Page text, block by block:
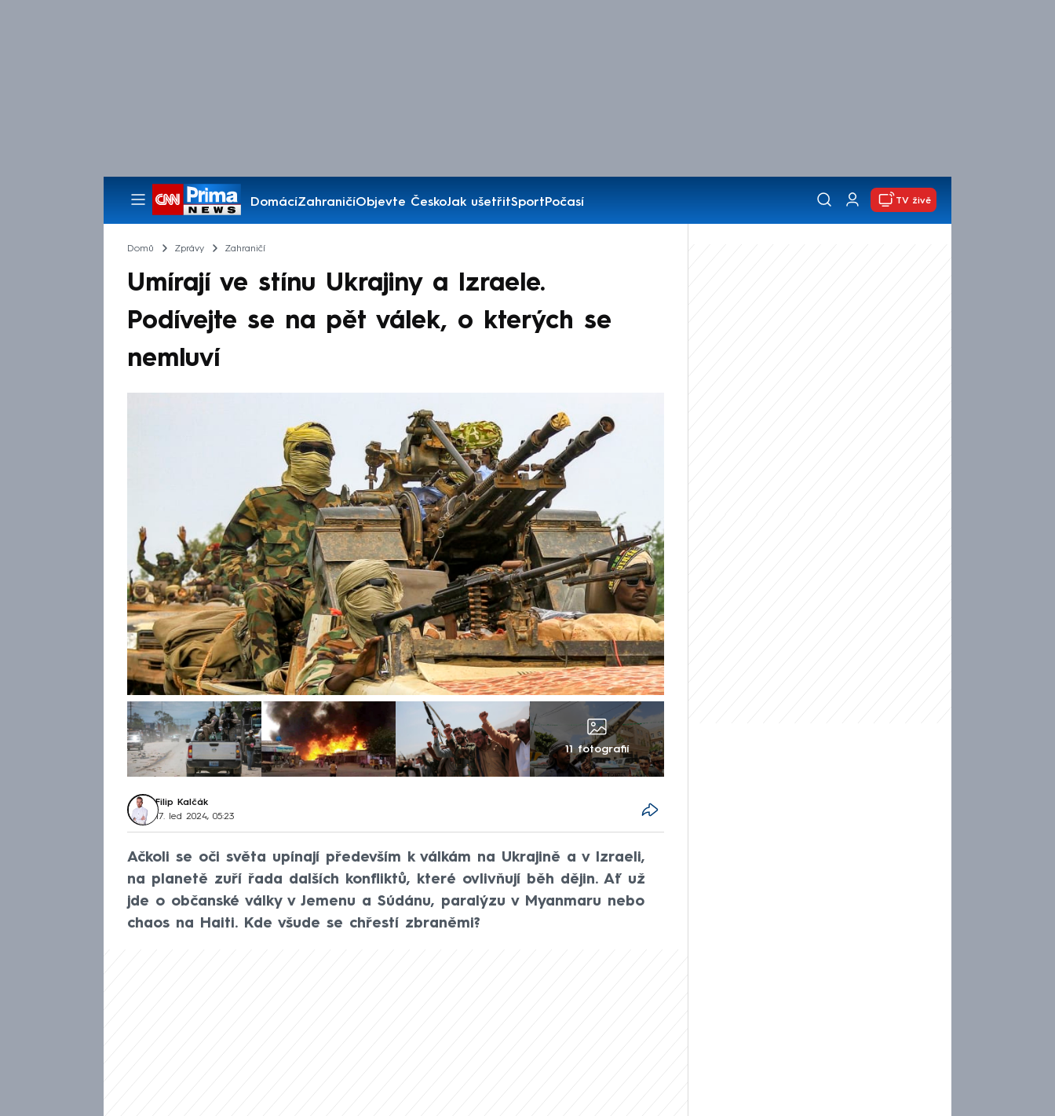
DomácíZahraničíObjevte ČeskoJak ušetřitSportPočasí
Pořady
TV živě
Domů Zprávy Zahraničí
Umírají ve stínu Ukrajiny a Izraele.
Podívejte se na pět válek, o kterých se
nemluví
11 fotografií
Filip Kalčák
17. led 2024, 05:23
Ačkoli se oči světa upínají především k válkám na Ukrajině a v Izraeli,
na planetě zuří řada dalších konfliktů, které ovlivňují běh dějin. Ať už
jde o občanské války v Jemenu a Súdánu, paralýzu v Myanmaru nebo
chaos na Haiti. Kde všude se chřestí zbraněmi?